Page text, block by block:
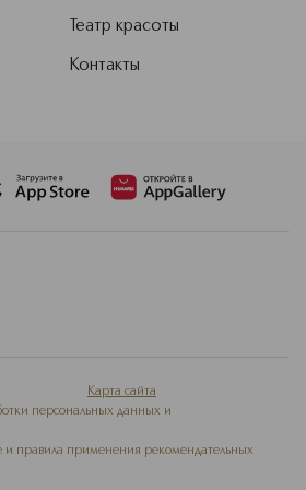
Театр красоты
Контакты
Карта сайта
персональных данных и
и правила применения рекомендательных